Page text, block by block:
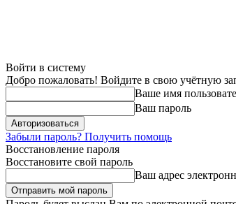
Войти в систему
Добро пожаловать! Войдите в свою учётную
Ваше имя
Ваш пароль
Забыли пароль? Получить помощь
Восстановление пароля
Восстановите свой пароль
Ваш адрес